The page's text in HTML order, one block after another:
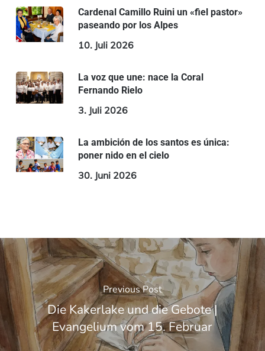
Cardenal Camillo Ruini un «fiel pastor»
paseando por los Alpes
10. Juli 2026
La voz que une: nace la Coral
Fernando Rielo
3. Juli 2026
La ambición de los santos es única:
poner nido en el cielo
30. Juni 2026
Previous Post
Die Kakerlake und die Gebote |
Evangelium vom 15. Februar